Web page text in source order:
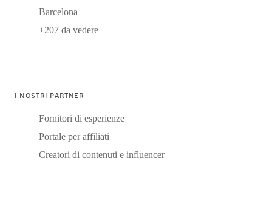
Barcelona
+207 da vedere
I NOSTRI PARTNER
Fornitori di esperienze
Portale per affiliati
Creatori di contenuti e influencer